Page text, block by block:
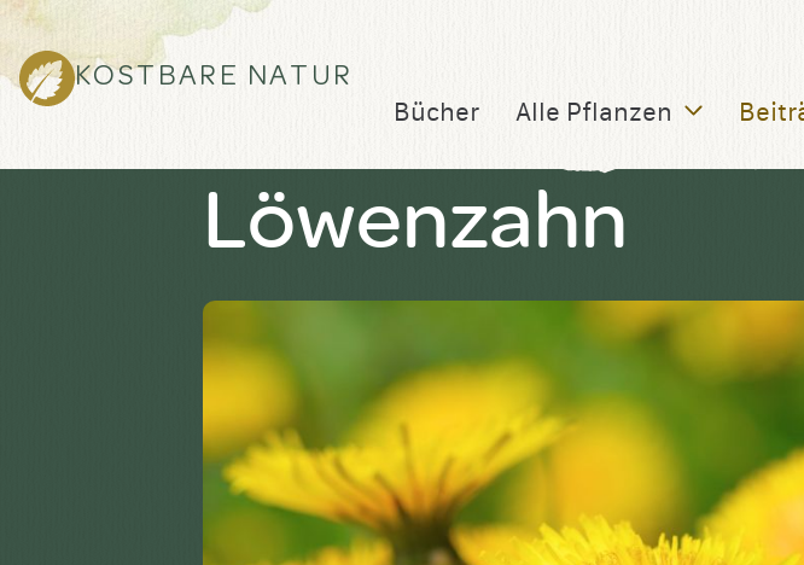
KOSTBARE NATUR
Bücher Alle Pflanzen
Löwenzahn